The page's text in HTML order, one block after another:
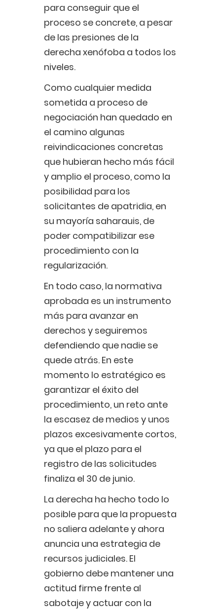
para conseguir que el
proceso se concrete, a pesar
de las presiones de la
derecha xenófoba a todos los
niveles.
Como cualquier medida
sometida a proceso de
negociación han quedado en
el camino algunas
reivindicaciones concretas
que hubieran hecho más fácil
y amplio el proceso, como la
posibilidad para los
solicitantes de apatridia, en
su mayoría saharauis, de
poder compatibilizar ese
procedimiento con la
regularización.
En todo caso, la normativa
aprobada es un instrumento
más para avanzar en
derechos y seguiremos
defendiendo que nadie se
quede atrás. En este
momento lo estratégico es
garantizar el éxito del
procedimiento, un reto ante
la escasez de medios y unos
plazos excesivamente cortos,
ya que el plazo para el
registro de las solicitudes
finaliza el 30 de junio.
La derecha ha hecho todo lo
posible para que la propuesta
no saliera adelante y ahora
anuncia una estrategia de
recursos judiciales. El
gobierno debe mantener una
actitud firme frente al
sabotaje y actuar con la